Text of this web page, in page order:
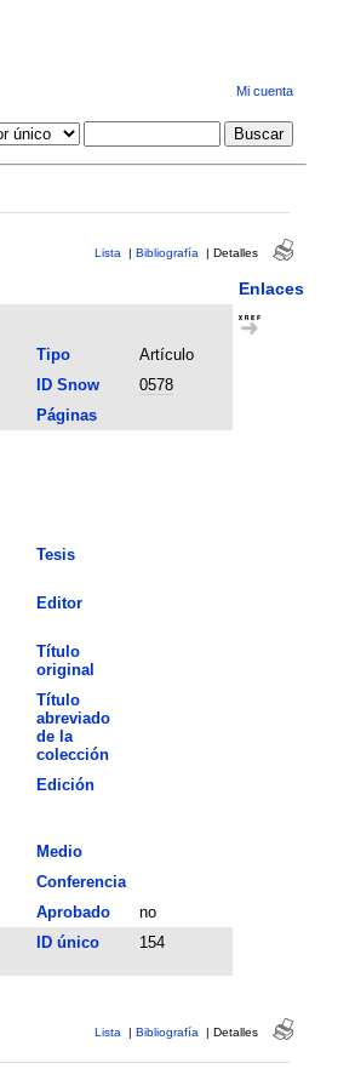
Mi cuenta
Lista | Bibliografía | Detalles
Enlaces
Tipo
Artículo
ID Snow
0578
Páginas
Tesis
Editor
Título
original
Título
abreviado
de la
colección
Edición
Medio
Conferencia
Aprobado
no
ID único 154
Lista | Bibliografía | Detalles